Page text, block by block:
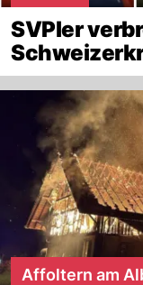
SVPler
Affoltern am